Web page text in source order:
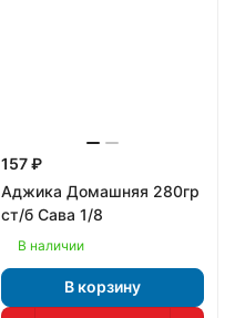
157 ₽
Аджика Домашняя 280гр
ст/б Сава 1/8
В наличии
В корзину